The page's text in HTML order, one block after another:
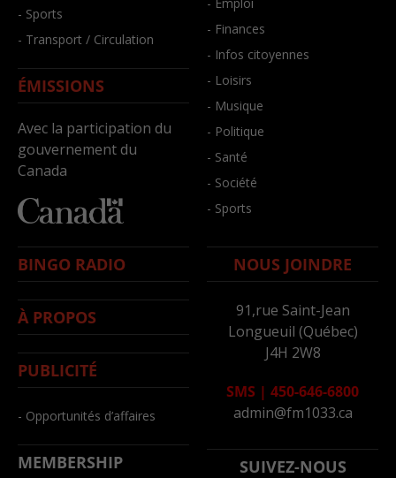
- Sports
- Transport / Circulation
ÉMISSIONS
Avec la participation du
gouvernement du
Canada
- Finances
- Infos citoyennes
- Loisirs
- Musique
- Politique
- Santé
- Société
- Sports
BINGO RADIO
À PROPOS
PUBLICITÉ
- Opportunités d’affaires
MEMBERSHIP
NOUS JOINDRE
91,rue Saint-Jean
Longueuil (Québec)
J4H 2W8
SMS | 450-646-6800
admin@fm1033.ca
SUIVEZ-NOUS